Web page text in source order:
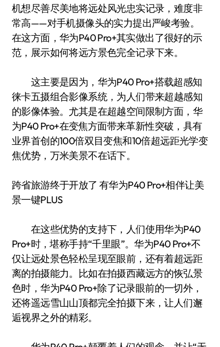
机想尽善尽美地将远处风光忠实记录，难度非
常高——对手机摄像头的实力提出严峻考验。
在这方面，华为P40 Pro+其实做出了很好的示
范，展示如何将远方景色完全记录下来。
这主要是因为，华为P40 Pro+搭载超感知
徕卡五摄组合影像系统，为人们带来超越感知
的影像体验。尤其是在超越空间限制方面，华
为P40 Pro+在变焦方面带来革新性突破，具有
业界首创的100倍双目变焦和10倍超远距光学变
焦优势，万米美景不在话下。
跨省旅游终于开放了 有华为P40 Pro+相伴让美
景一键PLUS
在这些优势的支持下，人们使用华为P40
Pro+时，堪称手持“千里眼”。华为P40 Pro+不
仅让远处景色轻松呈现至眼前，还有着超远距
离的拍摄能力。比如在拍摄西藏远方的恢弘景
色时，华为P40 Pro+除了记录眼前的一切外，
还将遥远雪山山顶都完全拍摄下来，让人们邂
逅视界之外的精彩。